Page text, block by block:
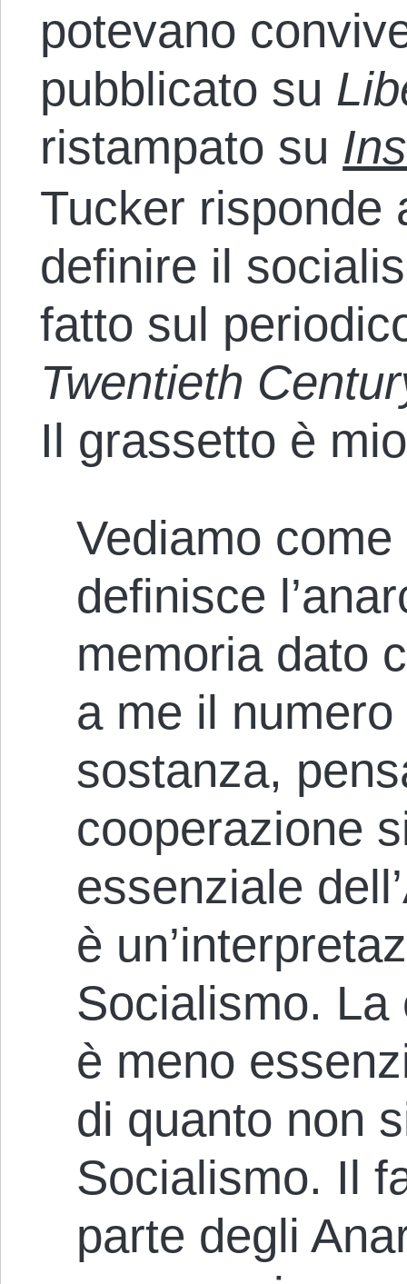
potevano
pubblicato su
ristampato su
Tucker risponde
definire il
fatto sul
Twentieth
Il grassetto è
Vediamo come
definisce
memoria dato
a me il
sostanza,
cooperazione
essenziale
è
Socialismo. La
è meno
di quanto non
Socialismo. Il
parte degli